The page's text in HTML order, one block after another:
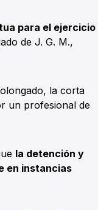
para el ejercicio
de J. G. M.,
la corta
un profesional de
la detención y
en instancias